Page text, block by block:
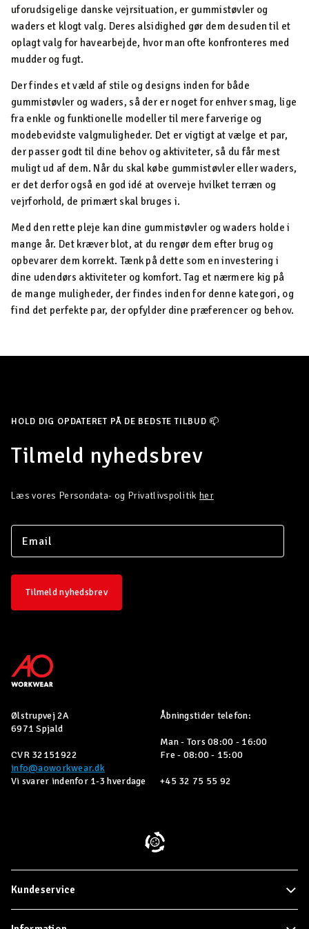
uforudsigelige danske vejrsituation, er gummistøvler og
waders et klogt valg. Deres alsidighed gør dem desuden til et
oplagt valg for havearbejde, hvor man ofte konfronteres med
mudder og fugt.
Der findes et væld af stile og designs inden for både
gummistøvler og waders, så der er noget for enhver smag, lige
fra enkle og funktionelle modeller til mere farverige og
modebevidste valgmuligheder. Det er vigtigt at vælge et par,
der passer godt til dine behov og aktiviteter, så du får mest
muligt ud af dem. Når du skal købe gummistøvler eller waders,
er det derfor også en god idé at overveje hvilket terræn og
vejrforhold, de primært skal bruges i.
Med den rette pleje kan dine gummistøvler og waders holde i
mange år. Det kræver blot, at du rengør dem efter brug og
opbevarer dem korrekt. Tænk på dette som en investering i
dine udendørs aktiviteter og komfort. Tag et nærmere kig på
de mange muligheder, der findes inden for denne kategori, og
find det perfekte par, der opfylder dine præferencer og behov.
HOLD DIG OPDATERET PÅ DE BEDSTE TILBUD 📫
Tilmeld nyhedsbrev
Læs vores Persondata- og Privatlivspolitik her
Tilmeld nyhedsbrev
Ølstrupvej 2A
6971 Spjald
CVR 32151922
info@aoworkwear.dk
Vi svarer indenfor 1-3 hverdage
Åbningstider telefon:
Man - Tors 08:00 - 16:00
Fre - 08:00 - 15:00
+45 32 75 55 92
Kundeservice